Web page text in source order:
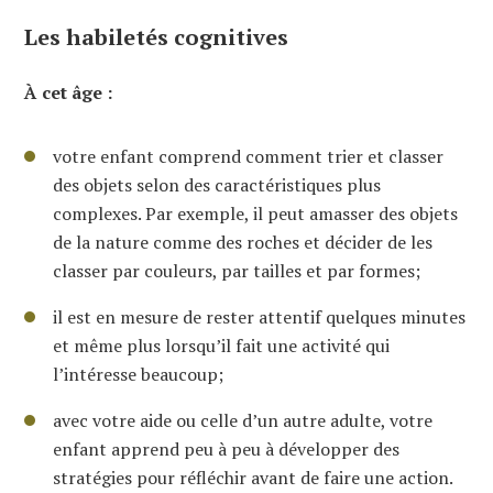
Les habiletés cognitives
À cet âge :
votre enfant comprend comment trier et classer
des objets selon des caractéristiques plus
complexes. Par exemple, il peut amasser des objets
de la nature comme des roches et décider de les
classer par couleurs, par tailles et par formes;
il est en mesure de rester attentif quelques minutes
et même plus lorsqu’il fait une activité qui
l’intéresse beaucoup;
avec votre aide ou celle d’un autre adulte, votre
enfant apprend peu à peu à développer des
stratégies pour réfléchir avant de faire une action.